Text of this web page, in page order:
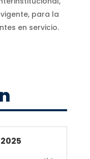
para la
en servicio.